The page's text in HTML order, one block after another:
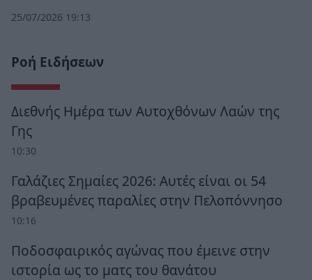
25/07/2026 19:13
Ροή Ειδήσεων
Διεθνής Ημέρα των Αυτοχθόνων Λαών της
Γης
10:30
Γαλάζιες Σημαίες 2026: Αυτές είναι οι 54
βραβευμένες παραλίες στην Πελοπόννησο
10:16
Ποδοσφαιρικός αγώνας που έμεινε στην
ιστορία ως το ματς του θανάτου